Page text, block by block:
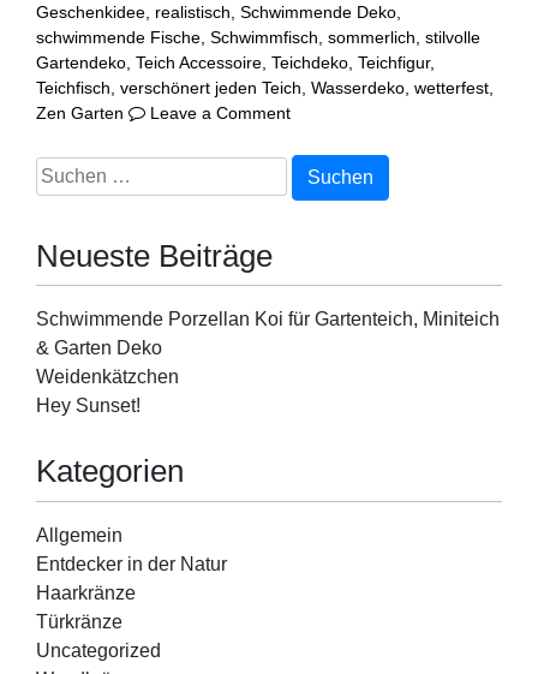
Geschenkidee realistisch Schwimmende Deko
schwimmende Fische Schwimmfisch sommerlich stilvolle
Gartendeko Teich Accessoire Teichdeko Teichfigur,
Teichfisch verschönert jeden Teich Wasserdeko wetterfest
Zen Garten
Leave a Commenton
Porzellan
Koi
&
Garten
Suchen
nach:
Neueste Beiträge
Schwimmende Porzellan Koi für Gartenteich, Miniteich
& Garten Deko
Weidenkätzchen
Hey Sunset!
Kategorien
Allgemein
Entdecker in der Natur
Haarkränze
Türkränze
Uncategorized